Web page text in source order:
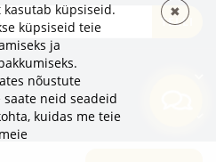
TELLI
kasutab küpsiseid.
küpsiseid teie
ja
nõustute
saate neid seadeid
kuidas me teie
✖